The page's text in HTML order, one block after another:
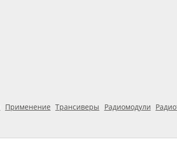
Применение Трансиверы Радиомодули